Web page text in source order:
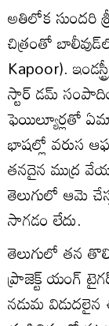
అతిలోక సుందరి
చిత్రంతో
Kapoor).
స్టార్ డమ్
ఫెయిల్యూర్లతో
భాషల్లో వరుస
తనదైన ముద్ర
తెలుగులో ఆమె
సాగడం లేదు.
తెలుగులో తన
ప్రాజెక్ట్ యంగ్
నడుమ